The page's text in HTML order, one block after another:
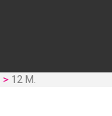
> 12 M.